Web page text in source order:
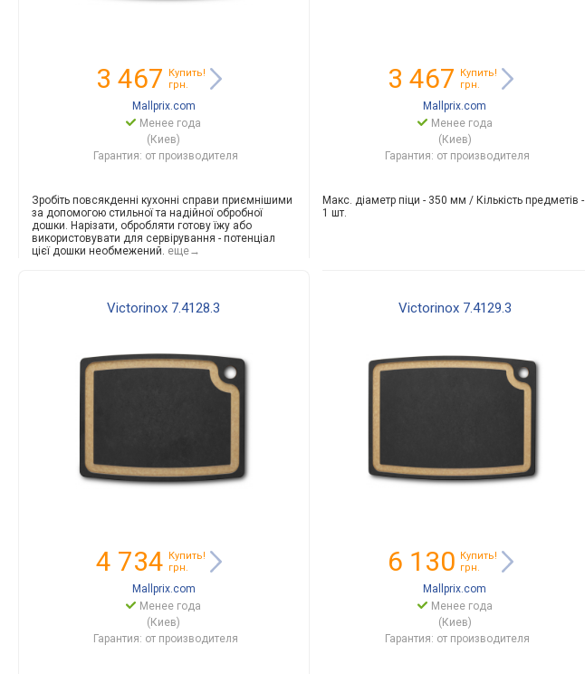
3 467
Купить!
грн.
Mallprix.com
Менее года
(Киев)
Гарантия: от производителя
Зробіть повсякденні кухонні справи приємнішими
за допомогою стильної та надійної обробної
дошки. Нарізати, обробляти готову їжу або
використовувати для сервірування - потенціал
цієї дошки необмежений. еще→
3 467
Купить!
грн.
Mallprix.com
Менее года
(Киев)
Гарантия: от производителя
Макс. діаметр піци - 350 мм / Кількість предметів -
1 шт.
Victorinox 7.4128.3
4 734 Купить!
грн.
Mallprix.com
Менее года
(Киев)
Гарантия: от производителя
Victorinox 7.4129.3
6 130 Купить!
грн.
Mallprix.com
Менее года
(Киев)
Гарантия: от производителя